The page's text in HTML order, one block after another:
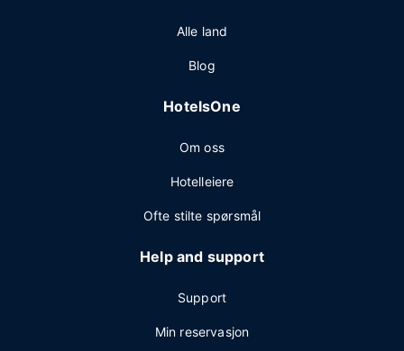
Alle land
Blog
HotelsOne
Om oss
Hotelleiere
Ofte stilte spørsmål
Help and support
Support
Min reservasjon